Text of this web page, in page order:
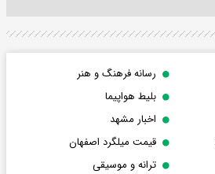
رسانه فرهنگ و هنر
بلیط هواپیما
اخبار مشهد
قیمت میلگرد اصفهان
ترانه و موسیقی